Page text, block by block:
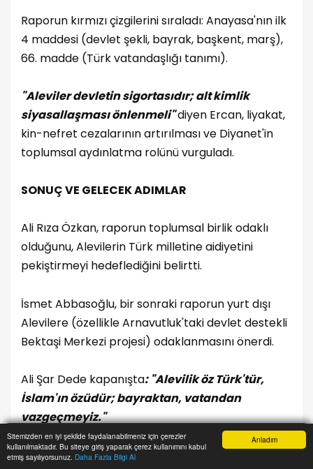
Anladım
Sitemizden en iyi şekilde faydalanabilmeniz için çerezler
kullanılmaktadır. Bu siteye giriş yaparak çerez kullanımını kabul
etmiş sayılıyorsunuz. Daha Fazla Bilgi Al
Raporun kırmızı çizgilerini sıraladı: Anayasa'nın ilk
4 maddesi (devlet şekli, bayrak, başkent, marş),
66. madde (Türk vatandaşlığı tanımı).
"Aleviler devletin sigortasıdır; alt kimlik
siyasallaşması önlenmeli"diyen Ercan, liyakat,
kin-nefret cezalarının artırılması ve Diyanet'in
toplumsal aydınlatma rolünü vurguladı.
SONUÇ VE GELECEK ADIMLAR
Ali Rıza Özkan, raporun toplumsal birlik odaklı
olduğunu, Alevilerin Türk milletine aidiyetini
pekiştirmeyi hedeflediğini belirtti.
İsmet Abbasoğlu, bir sonraki raporun yurt dışı
Alevilere (özellikle Arnavutluk'taki devlet destekli
Bektaşi Merkezi projesi) odaklanmasını önerdi.
Ali Şar Dede kapanışta: "Alevilik öz Türk'tür,
İslam'ın özüdür; bayraktan, vatandan
vazgeçmeyiz."
Program, raporun Cumhurbaşkanı'na sunulması
Anasayfa Yazarlar Haber Ara İhbar Hattı Menu